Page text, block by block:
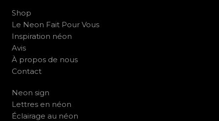
Shop
Le Neon Fait Pour Vous
Inspiration néon
Avis
À propos de nous
Contact
Neon sign
Lettres en néon
Éclairage au néon